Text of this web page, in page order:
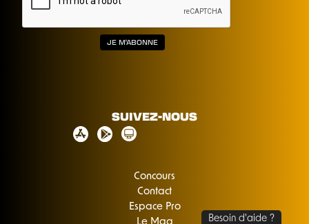
SUIVEZ-NOUS
Concours
Contact
Espace Pro